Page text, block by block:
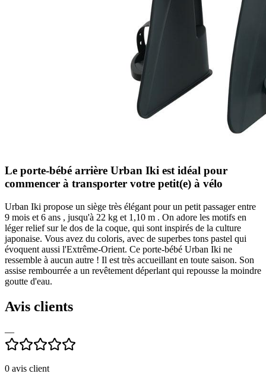
Le porte-bébé arrière Urban Iki est idéal pour
commencer à transporter votre petit(e) à vélo
Urban Iki propose un siège très élégant pour un petit passager entre
9 mois et 6 ans , jusqu'à 22 kg et 1,10 m . On adore les motifs en
léger relief sur le dos de la coque, qui sont inspirés de la culture
japonaise. Vous avez du coloris, avec de superbes tons pastel qui
évoquent aussi l'Extrême-Orient. Ce porte-bébé Urban Iki ne
ressemble à aucun autre ! Il est très accueillant en toute saison. Son
assise rembourrée a un revêtement déperlant qui repousse la moindre
goutte d'eau.
Avis clients
—
0 avis client